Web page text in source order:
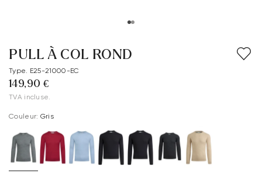
PULL À COL ROND
Type. E25-21000-EC
149,90 €
TVA incluse.
Couleur: Gris